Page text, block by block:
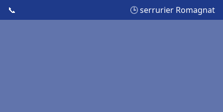
📞 🕒 serrurier Romagnat